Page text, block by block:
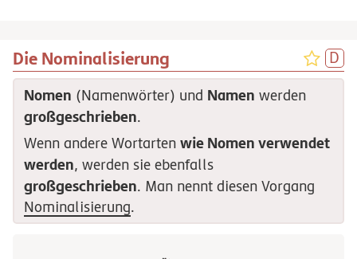
Die Nominalisierung
Nomen (Namenwörter) und Namen werden
großgeschrieben.
Wenn andere Wortarten wie Nomen verwendet
werden, werden sie ebenfalls
großgeschrieben. Man nennt diesen Vorgang
Nominalisierung.